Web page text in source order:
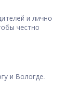
и лично
честно
и Вологде.